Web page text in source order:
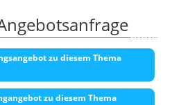
zu diesem Thema
zu diesem Thema